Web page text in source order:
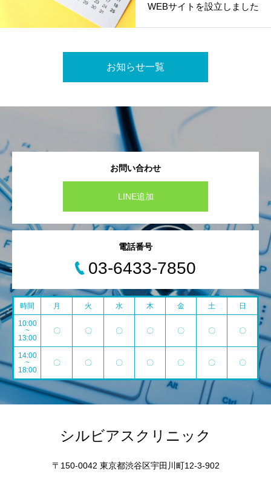
WEBサイトを設立しました
お知らせ一覧
お問い合わせ
LINE追加
電話番号
03-6433-7850
時間 月 火 水 木 金 土 日
10:00
~
13:00
〇 〇 〇 〇 〇 〇 〇
14:00
~
18:00
〇 〇 〇 〇 〇 〇 〇
シルビアスクリニック
〒150-0042 東京都渋谷区宇田川町12-3-902